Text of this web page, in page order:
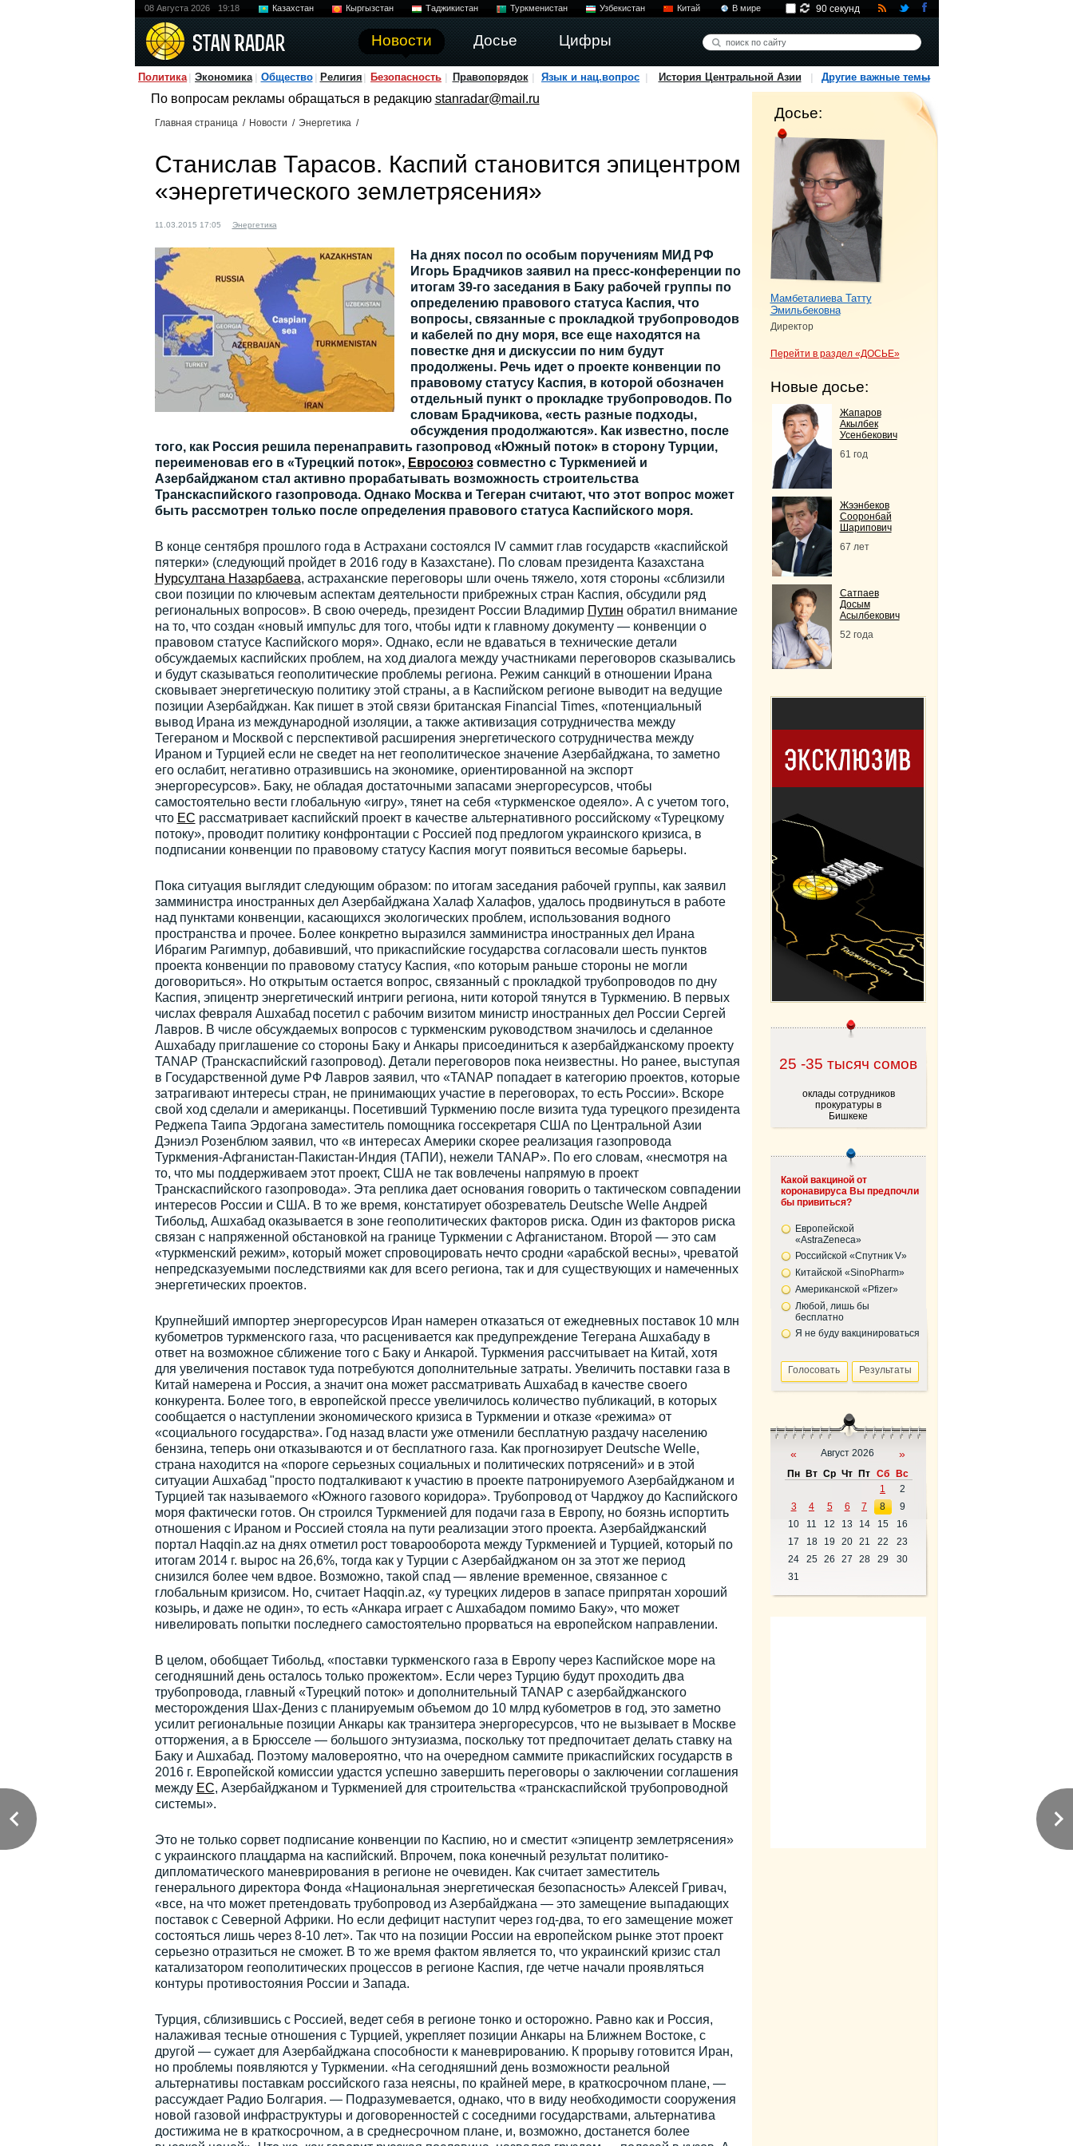
08 Августа 2026 19:18 Казахстан Кыргызстан Таджикистан Туркменистан Узбекистан Китай В мире
Новости Досье Цифры
90 секунд
Политика Экономика Общество Религия Безопасность Правопорядок Язык и нац.вопрос История Центральной Азии Другие важные темы
По вопросам рекламы обращаться в редакцию stanradar@mail.ru
Главная страница / Новости / Энергетика /
Станислав Тарасов. Каспий становится эпицентром
«энергетического землетрясения»
11.03.2015 17:05 Энергетика
На днях посол по особым поручениям МИД РФ
Игорь Брадчиков заявил на пресс-конференции по
итогам 39-го заседания в Баку рабочей группы по
определению правового статуса Каспия, что
вопросы, связанные с прокладкой трубопроводов
и кабелей по дну моря, все еще находятся на
повестке дня и дискуссии по ним будут
продолжены. Речь идет о проекте конвенции по
правовому статусу Каспия, в которой обозначен
отдельный пункт о прокладке трубопроводов. По
словам Брадчикова, «есть разные подходы,
обсуждения продолжаются». Как известно, после
того, как Россия решила перенаправить газопровод «Южный поток» в сторону Турции,
переименовав его в «Турецкий поток», Евросоюзсовместно с Туркменией и
Азербайджаном стал активно прорабатывать возможность строительства
Транскаспийского газопровода. Однако Москва и Тегеран считают, что этот вопрос может
быть рассмотрен только после определения правового статуса Каспийского моря.
В конце сентября прошлого года в Астрахани состоялся IV саммит глав государств «каспийской
пятерки» (следующий пройдет в 2016 году в Казахстане). По словам президента Казахстана
Нурсултана Назарбаева, астраханские переговоры шли очень тяжело, хотя стороны «сблизили
свои позиции по ключевым аспектам деятельности прибрежных стран Каспия, обсудили ряд
региональных вопросов». В свою очередь, президент России Владимир Путин обратил внимание
на то, что создан «новый импульс для того, чтобы идти к главному документу — конвенции о
правовом статусе Каспийского моря». Однако, если не вдаваться в технические детали
обсуждаемых каспийских проблем, на ход диалога между участниками переговоров сказывались
и будут сказываться геополитические проблемы региона. Режим санкций в отношении Ирана
сковывает энергетическую политику этой страны, а в Каспийском регионе выводит на ведущие
позиции Азербайджан. Как пишет в этой связи британская Financial Times, «потенциальный
вывод Ирана из международной изоляции, а также активизация сотрудничества между
Тегераном и Москвой с перспективой расширения энергетического сотрудничества между
Ираном и Турцией если не сведет на нет геополитическое значение Азербайджана, то заметно
его ослабит, негативно отразившись на экономике, ориентированной на экспорт
энергоресурсов». Баку, не обладая достаточными запасами энергоресурсов, чтобы
самостоятельно вести глобальную «игру», тянет на себя «туркменское одеяло». А с учетом того,
что ЕС рассматривает каспийский проект в качестве альтернативного российскому «Турецкому
потоку», проводит политику конфронтации с Россией под предлогом украинского кризиса, в
подписании конвенции по правовому статусу Каспия могут появиться весомые барьеры.
Пока ситуация выглядит следующим образом: по итогам заседания рабочей группы, как заявил
замминистра иностранных дел Азербайджана Халаф Халафов, удалось продвинуться в работе
над пунктами конвенции, касающихся экологических проблем, использования водного
пространства и прочее. Более конкретно выразился замминистра иностранных дел Ирана
Ибрагим Рагимпур, добавивший, что прикаспийские государства согласовали шесть пунктов
проекта конвенции по правовому статусу Каспия, «по которым раньше стороны не могли
договориться». Но открытым остается вопрос, связанный с прокладкой трубопроводов по дну
Каспия, эпицентр энергетический интриги региона, нити которой тянутся в Туркмению. В первых
числах февраля Ашхабад посетил с рабочим визитом министр иностранных дел России Сергей
Лавров. В числе обсуждаемых вопросов с туркменским руководством значилось и сделанное
Ашхабаду приглашение со стороны Баку и Анкары присоединиться к азербайджанскому проекту
TANAP (Транскаспийский газопровод). Детали переговоров пока неизвестны. Но ранее, выступая
в Государственной думе РФ Лавров заявил, что «TANAP попадает в категорию проектов, которые
затрагивают интересы стран, не принимающих участие в переговорах, то есть России». Вскоре
свой ход сделали и американцы. Посетивший Туркмению после визита туда турецкого президента
Реджепа Таипа Эрдогана заместитель помощника госсекретаря США по Центральной Азии
Дэниэл Розенблюм заявил, что «в интересах Америки скорее реализация газопровода
Туркмения-Афганистан-Пакистан-Индия (ТАПИ), нежели TANAP». По его словам, «несмотря на
то, что мы поддерживаем этот проект, США не так вовлечены напрямую в проект
Транскаспийского газопровода». Эта реплика дает основания говорить о тактическом совпадении
интересов России и США. В то же время, констатирует обозреватель Deutsche Welle Андрей
Тибольд, Ашхабад оказывается в зоне геополитических факторов риска. Один из факторов риска
связан с напряженной обстановкой на границе Туркмении с Афганистаном. Второй — это сам
«туркменский режим», который может спровоцировать нечто сродни «арабской весны», чреватой
непредсказуемыми последствиями как для всего региона, так и для существующих и намеченных
энергетических проектов.
Крупнейший импортер энергоресурсов Иран намерен отказаться от ежедневных поставок 10 млн
кубометров туркменского газа, что расценивается как предупреждение Тегерана Ашхабаду в
ответ на возможное сближение того с Баку и Анкарой. Туркмения рассчитывает на Китай, хотя
для увеличения поставок туда потребуются дополнительные затраты. Увеличить поставки газа в
Китай намерена и Россия, а значит она может рассматривать Ашхабад в качестве своего
конкурента. Более того, в европейской прессе увеличилось количество публикаций, в которых
сообщается о наступлении экономического кризиса в Туркмении и отказе «режима» от
«социального государства». Год назад власти уже отменили бесплатную раздачу населению
бензина, теперь они отказываются и от бесплатного газа. Как прогнозирует Deutsche Welle,
страна находится на «пороге серьезных социальных и политических потрясений» и в этой
ситуации Ашхабад "просто подталкивают к участию в проекте патронируемого Азербайджаном и
Турцией так называемого «Южного газового коридора». Трубопровод от Чарджоу до Каспийского
моря фактически готов. Он строился Туркменией для подачи газа в Европу, но боязнь испортить
отношения с Ираном и Россией стояла на пути реализации этого проекта. Азербайджанский
портал Haqqin.az на днях отметил рост товарооборота между Туркменией и Турцией, который по
итогам 2014 г. вырос на 26,6%, тогда как у Турции с Азербайджаном он за этот же период
снизился более чем вдвое. Возможно, такой спад — явление временное, связанное с
глобальным кризисом. Но, считает Haqqin.az, «у турецких лидеров в запасе припрятан хороший
козырь, и даже не один», то есть «Анкара играет с Ашхабадом помимо Баку», что может
нивелировать попытки последнего самостоятельно прорваться на европейском направлении.
В целом, обобщает Тибольд, «поставки туркменского газа в Европу через Каспийское море на
сегодняшний день осталось только прожектом». Если через Турцию будут проходить два
трубопровода, главный «Турецкий поток» и дополнительный TANAP с азербайджанского
месторождения Шах-Дениз с планируемым объемом до 10 млрд кубометров в год, это заметно
усилит региональные позиции Анкары как транзитера энергоресурсов, что не вызывает в Москве
отторжения, а в Брюсселе — большого энтузиазма, поскольку тот предпочитает делать ставку на
Баку и Ашхабад. Поэтому маловероятно, что на очередном саммите прикаспийских государств в
2016 г. Европейской комиссии удастся успешно завершить переговоры о заключении соглашения
между ЕС, Азербайджаном и Туркменией для строительства «транскаспийской трубопроводной
системы».
Это не только сорвет подписание конвенции по Каспию, но и сместит «эпицентр землетрясения»
с украинского плацдарма на каспийский. Впрочем, пока конечный результат политико-
дипломатического маневрирования в регионе не очевиден. Как считает заместитель
генерального директора Фонда «Национальная энергетическая безопасность» Алексей Гривач,
«все, на что может претендовать трубопровод из Азербайджана — это замещение выпадающих
поставок с Северной Африки. Но если дефицит наступит через год-два, то его замещение может
состояться лишь через 8-10 лет». Так что на позиции России на европейском рынке этот проект
серьезно отразиться не сможет. В то же время фактом является то, что украинский кризис стал
катализатором геополитических процессов в регионе Каспия, где четче начали проявляться
контуры противостояния России и Запада.
Турция, сблизившись с Россией, ведет себя в регионе тонко и осторожно. Равно как и Россия,
налаживая тесные отношения с Турцией, укрепляет позиции Анкары на Ближнем Востоке, с
другой — сужает для Азербайджана способности к маневрированию. К прорыву готовится Иран,
но проблемы появляются у Туркмении. «На сегодняшний день возможности реальной
альтернативы поставкам российского газа неясны, по крайней мере, в краткосрочном плане, —
рассуждает Радио Болгария. — Подразумевается, однако, что в виду необходимости сооружения
новой газовой инфраструктуры и договоренностей с соседними государствами, альтернатива
достижима не в краткосрочном, а в среднесрочном плане, и, возможно, достанется более
Досье:
Мамбеталиева Татту
Эмильбековна
Директор
Перейти в раздел «ДОСЬЕ»
Новые досье:
Жапаров
Акылбек
Усенбекович
61 год
Жээнбеков
Сооронбай
Шарипович
67 лет
Сатпаев
Досым
Асылбекович
52 года
25 -35 тысяч сомов
оклады сотрудников
прокуратуры в
Бишкеке
Какой вакциной от
коронавируса Вы предпочли
бы привиться?
Европейской
«AstraZeneca»
Российской «Спутник V»
Китайской «SinoPharm»
Американской «Pfizer»
Любой, лишь бы
бесплатно
Я не буду вакцинироваться
« Август 2026 »
Пн Вт Ср Чт Пт Сб
Вс
1
2
3
4 5 6 7 8
9
10
11 12 13 14 15
16
17
18 19 20 21 22
23
24
25 26 27 28 29
30
31